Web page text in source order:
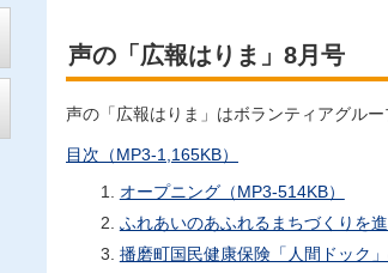
声の「広報はりま」8月号
声の「広報はりま」はボランティアグル
目次（MP3-1,165KB）
オープニング（MP3-514KB）
ふれあいのあふれるまちづくりを
播磨町国民健康保険「人間ドック